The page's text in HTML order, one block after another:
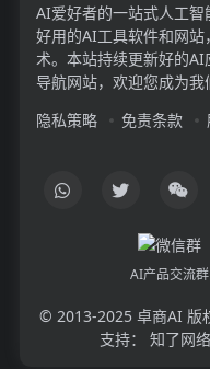
AI爱好者的一站式人工
好用的AI工具软件和网
术。本站持续更新好的
导航网站，欢迎您成为我
隐私策略
免责条款
AI产品交流群
© 2013-2025 卓商AI 版
支持：
知了网络